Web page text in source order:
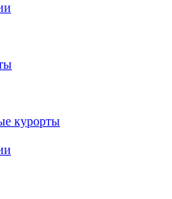
курорты